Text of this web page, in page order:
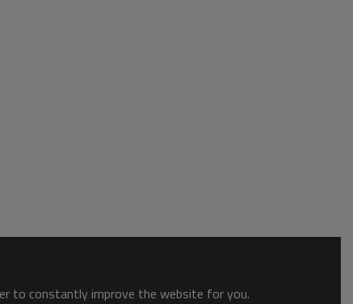
to constantly improve the website for you.